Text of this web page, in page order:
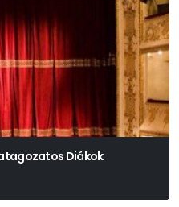
Diákok